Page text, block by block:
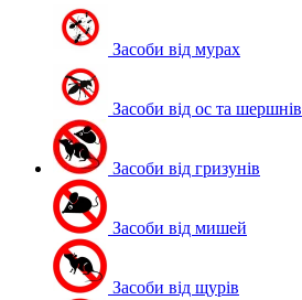
Засоби від мурах
Засоби від ос та шершнів
Засоби від гризунів
Засоби від мишей
Засоби від щурів